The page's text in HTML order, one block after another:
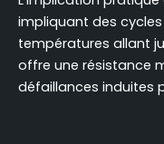
impliquant des
températures allant
offre une résistance
défaillances induites